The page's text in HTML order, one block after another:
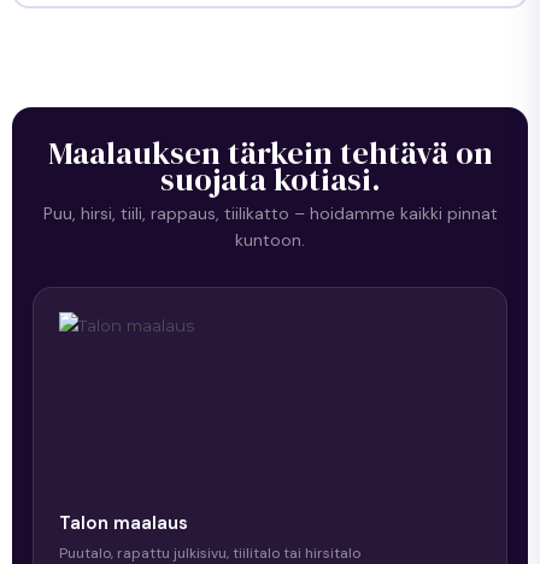
Maalauksen tärkein tehtävä on
suojata kotiasi.
Puu, hirsi, tiili, rappaus, tiilikatto – hoidamme kaikki pinnat
kuntoon.
Talon maalaus
Puutalo, rapattu julkisivu, tiilitalo tai hirsitalo